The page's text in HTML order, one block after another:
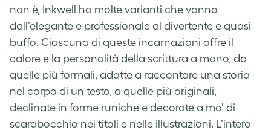
non è, Inkwell ha molte varianti che vanno
dall’elegante e professionale al divertente e quasi
buffo. Ciascuna di queste incarnazioni offre il
calore e la personalità della scrittura a mano, da
quelle più formali, adatte a raccontare una storia
nel corpo di un testo, a quelle più originali,
declinate in forme runiche e decorate a mo’ di
scarabocchio nei titoli e nelle illustrazioni. L’intero